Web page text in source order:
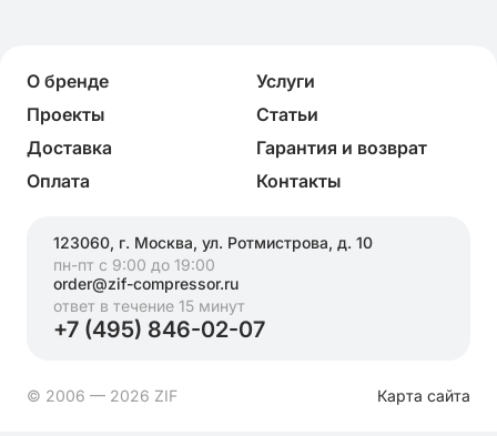
О бренде
Услуги
Проекты
Статьи
Доставка
Гарантия и возврат
Оплата
Контакты
123060, г. Москва, ул. Ротмистрова, д. 10
пн-пт с 9:00 до 19:00
order@zif-compressor.ru
ответ в течение 15 минут
+7 (495) 846-02-07
© 2006 — 2026 ZIF Карта сайта